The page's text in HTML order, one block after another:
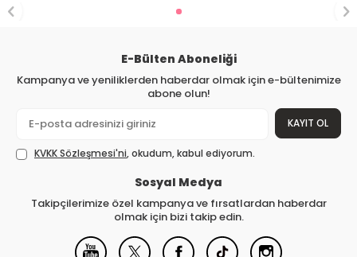
E-Bülten Aboneliği
Kampanya ve yeniliklerden haberdar olmak için e-bültenimize
abone olun!
KAYIT OL
KVKK Sözleşmesi'ni, okudum, kabul ediyorum.
Sosyal Medya
Takipçilerimize özel kampanya ve fırsatlardan haberdar
olmak için bizi takip edin.